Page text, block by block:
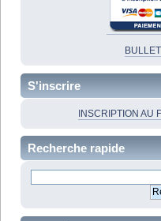
S'inscrire
INSCRIPTION AU
Recherche rapide